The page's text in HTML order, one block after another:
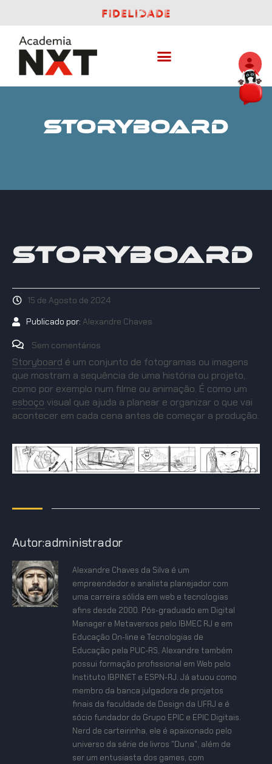
STORYBOARD
STORYBOARD
15 de Agosto de 2024
Publicado por: Alexandre Chaves
Sem comentários
Storyboard é um conjunto de fotogramas ou imagens
que mostram a sequência de uma história ou projeto,
como por exemplo num filme ou animação. É como um
esboço visual que ajuda a planear e organizar o que vai
acontecer em cada cena antes de começar a produção.
Autor:administrador
Alexandre Chaves da Silva é um
empreendedor e analista planejador com
uma carreira sólida em web e tecnologias
afins desde 2000. Pós-graduado em Digital
Manager e Metaversos pelo IBMEC RJ e em
Educação On-line e Tecnologias de
Educação pela PUC-RS, Alexandre também
possui formação profissional em Web pelo
Instituto IBPINET e ESPN-RJ. Já atuou como
membro da banca julgadora de projetos
finais da faculdade de Design da UFRJ e é
sócio fundador do Grupo EPIC e EPIC Digitais.
Nerd de carteirinha, ele é apaixonado pelo
universo da série de livros "Duna", além de
ser um entusiasta dos games, com